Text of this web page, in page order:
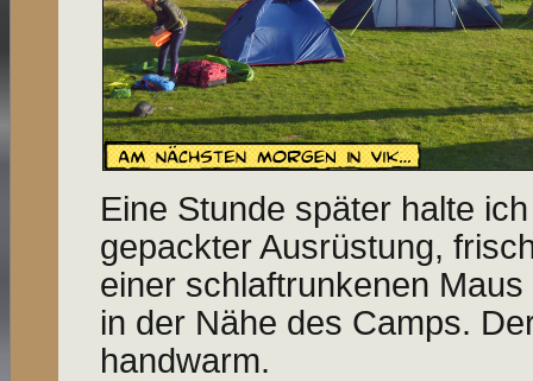
Eine Stunde später halte
gepackter Ausrüstung,
einer schlaftrunkenen
in der Nähe des Camps.
handwarm.